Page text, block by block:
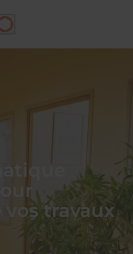
vos travaux